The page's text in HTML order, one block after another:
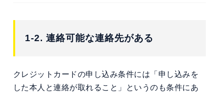
1-2. 連絡可能な連絡先がある
クレジットカードの申し込み条件には「申し込みを
した本人と連絡が取れること」というのも条件にあ